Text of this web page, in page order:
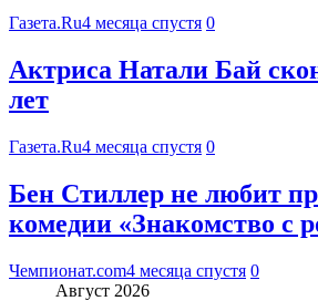
Газета.Ru4 месяца спустя 0
Актриса Натали Бай
лет
Газета.Ru4 месяца спустя 0
Бен Стиллер не любит
комедии «Знакомство с
Чемпионат.com4 месяца спустя 0
Август 2026